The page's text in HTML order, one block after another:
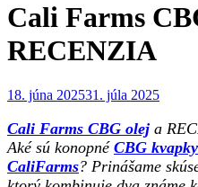
Cali Farms
RECENZIA
Posted
18. júna 202531. júla 2025
Cali Farms CBG olej a
Aké sú konopné CBG kvapky
CaliFarms? Prinášame